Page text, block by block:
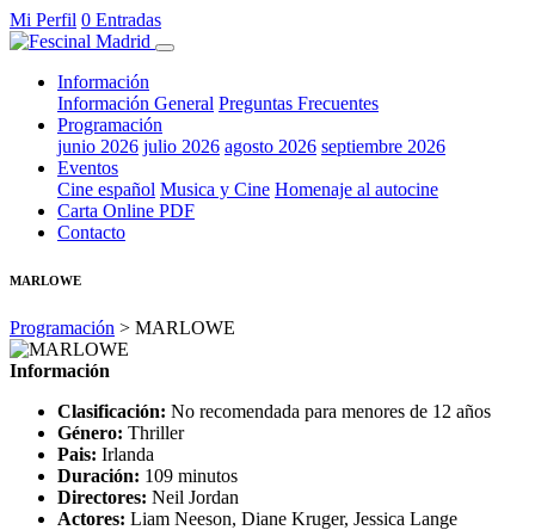
Mi Perfil 0 Entradas
Información
Información General Preguntas Frecuentes
Programación
junio 2026 julio 2026 agosto 2026 septiembre 2026
Eventos
Cine español Musica y Cine Homenaje al autocine
Carta Online PDF
Contacto
MARLOWE
Programación > MARLOWE
Información
Clasificación: No recomendada para menores de 12 años
Género: Thriller
Pais: Irlanda
Duración: 109 minutos
Directores: Neil Jordan
Actores: Liam Neeson, Diane Kruger, Jessica Lange